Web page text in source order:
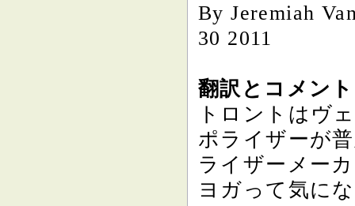
By Jeremiah
30 2011
翻訳とコメン
トロントはヴ
ポライザーが
ライザーメー
ヨガって気に